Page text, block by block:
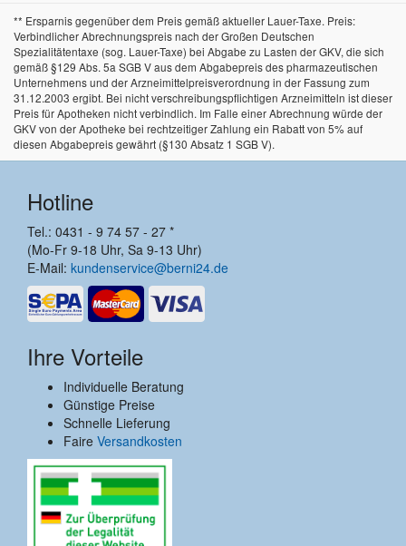
** Ersparnis gegenüber dem Preis gemäß aktueller Lauer-Taxe. Preis:
Verbindlicher Abrechnungspreis nach der Großen Deutschen
Spezialitätentaxe (sog. Lauer-Taxe) bei Abgabe zu Lasten der GKV, die sich
gemäß §129 Abs. 5a SGB V aus dem Abgabepreis des pharmazeutischen
Unternehmens und der Arzneimittelpreisverordnung in der Fassung zum
31.12.2003 ergibt. Bei nicht verschreibungspflichtigen Arzneimitteln ist dieser
Preis für Apotheken nicht verbindlich. Im Falle einer Abrechnung würde der
GKV von der Apotheke bei rechtzeitiger Zahlung ein Rabatt von 5% auf
diesen Abgabepreis gewährt (§130 Absatz 1 SGB V).
Hotline
Tel.: 0431 - 9 74 57 - 27 *
(Mo-Fr 9-18 Uhr, Sa 9-13 Uhr)
E-Mail: kundenservice@berni24.de
Ihre Vorteile
Individuelle Beratung
Günstige Preise
Schnelle Lieferung
Faire Versandkosten